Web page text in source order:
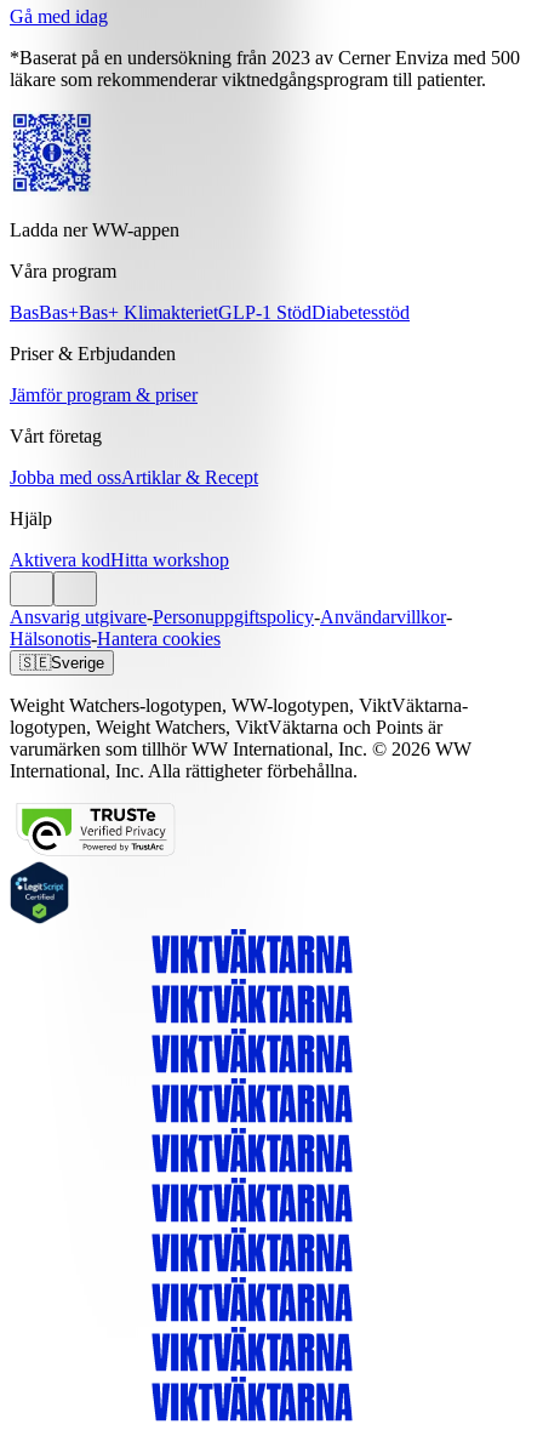
Gå med idag
*Baserat på en undersökning från 2023 av Cerner Enviza med 500
läkare som rekommenderar viktnedgångsprogram till patienter.
Ladda ner WW-appen
Våra program
BasBas+Bas+ KlimakterietGLP-1 StödDiabetesstöd
Priser & Erbjudanden
Jämför program & priser
Vårt företag
Jobba med ossArtiklar & Recept
Hjälp
Aktivera kodHitta workshop
Ansvarig utgivare-Personuppgiftspolicy-Användarvillkor-
Hälsonotis-Hantera cookies
🇸🇪Sverige
Weight Watchers-logotypen, WW-logotypen, ViktVäktarna-
logotypen, Weight Watchers, ViktVäktarna och Points är
varumärken som tillhör WW International, Inc. © 2026 WW
International, Inc. Alla rättigheter förbehållna.